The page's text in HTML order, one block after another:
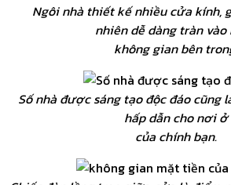
Ngôi nhà thiết kế nhiều cửa kính,
nhiên dễ dàng tràn vào
không gian bên
Số nhà được sáng tạo độc đáo cũng
hấp dẫn cho nơi ở
của chính bạn.